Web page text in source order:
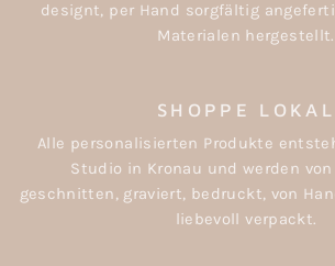
designt, per Hand sorgfältig
Materialen hergestellt.
SHOPPE LOKAL
Alle personalisierten Produkte
Studio in Kronau und werden
geschnitten, graviert, bedruckt, von
liebevoll verpackt.